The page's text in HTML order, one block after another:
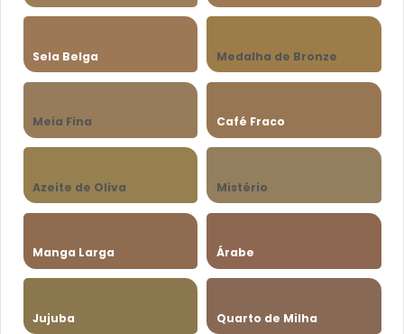
Sela Belga Medalha de Bronze
Meia Fina Café Fraco
Azeite de Oliva Mistério
Manga Larga Árabe
Jujuba Quarto de Milha